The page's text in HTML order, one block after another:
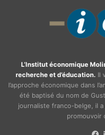
L’Institut économique
recherche et d’éducation. Il
l’approche économique dans
été baptisé du nom de
journaliste franco-belge, il
promouvoir